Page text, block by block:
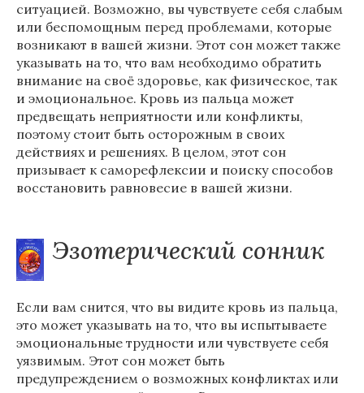
ситуацией. Возможно, вы чувствуете себя слабым
или беспомощным перед проблемами, которые
возникают в вашей жизни. Этот сон может также
указывать на то, что вам необходимо обратить
внимание на своё здоровье, как физическое, так
и эмоциональное. Кровь из пальца может
предвещать неприятности или конфликты,
поэтому стоит быть осторожным в своих
действиях и решениях. В целом, этот сон
призывает к саморефлексии и поиску способов
восстановить равновесие в вашей жизни.
Эзотерический сонник
Если вам снится, что вы видите кровь из пальца,
это может указывать на то, что вы испытываете
эмоциональные трудности или чувствуете себя
уязвимым. Этот сон может быть
предупреждением о возможных конфликтах или